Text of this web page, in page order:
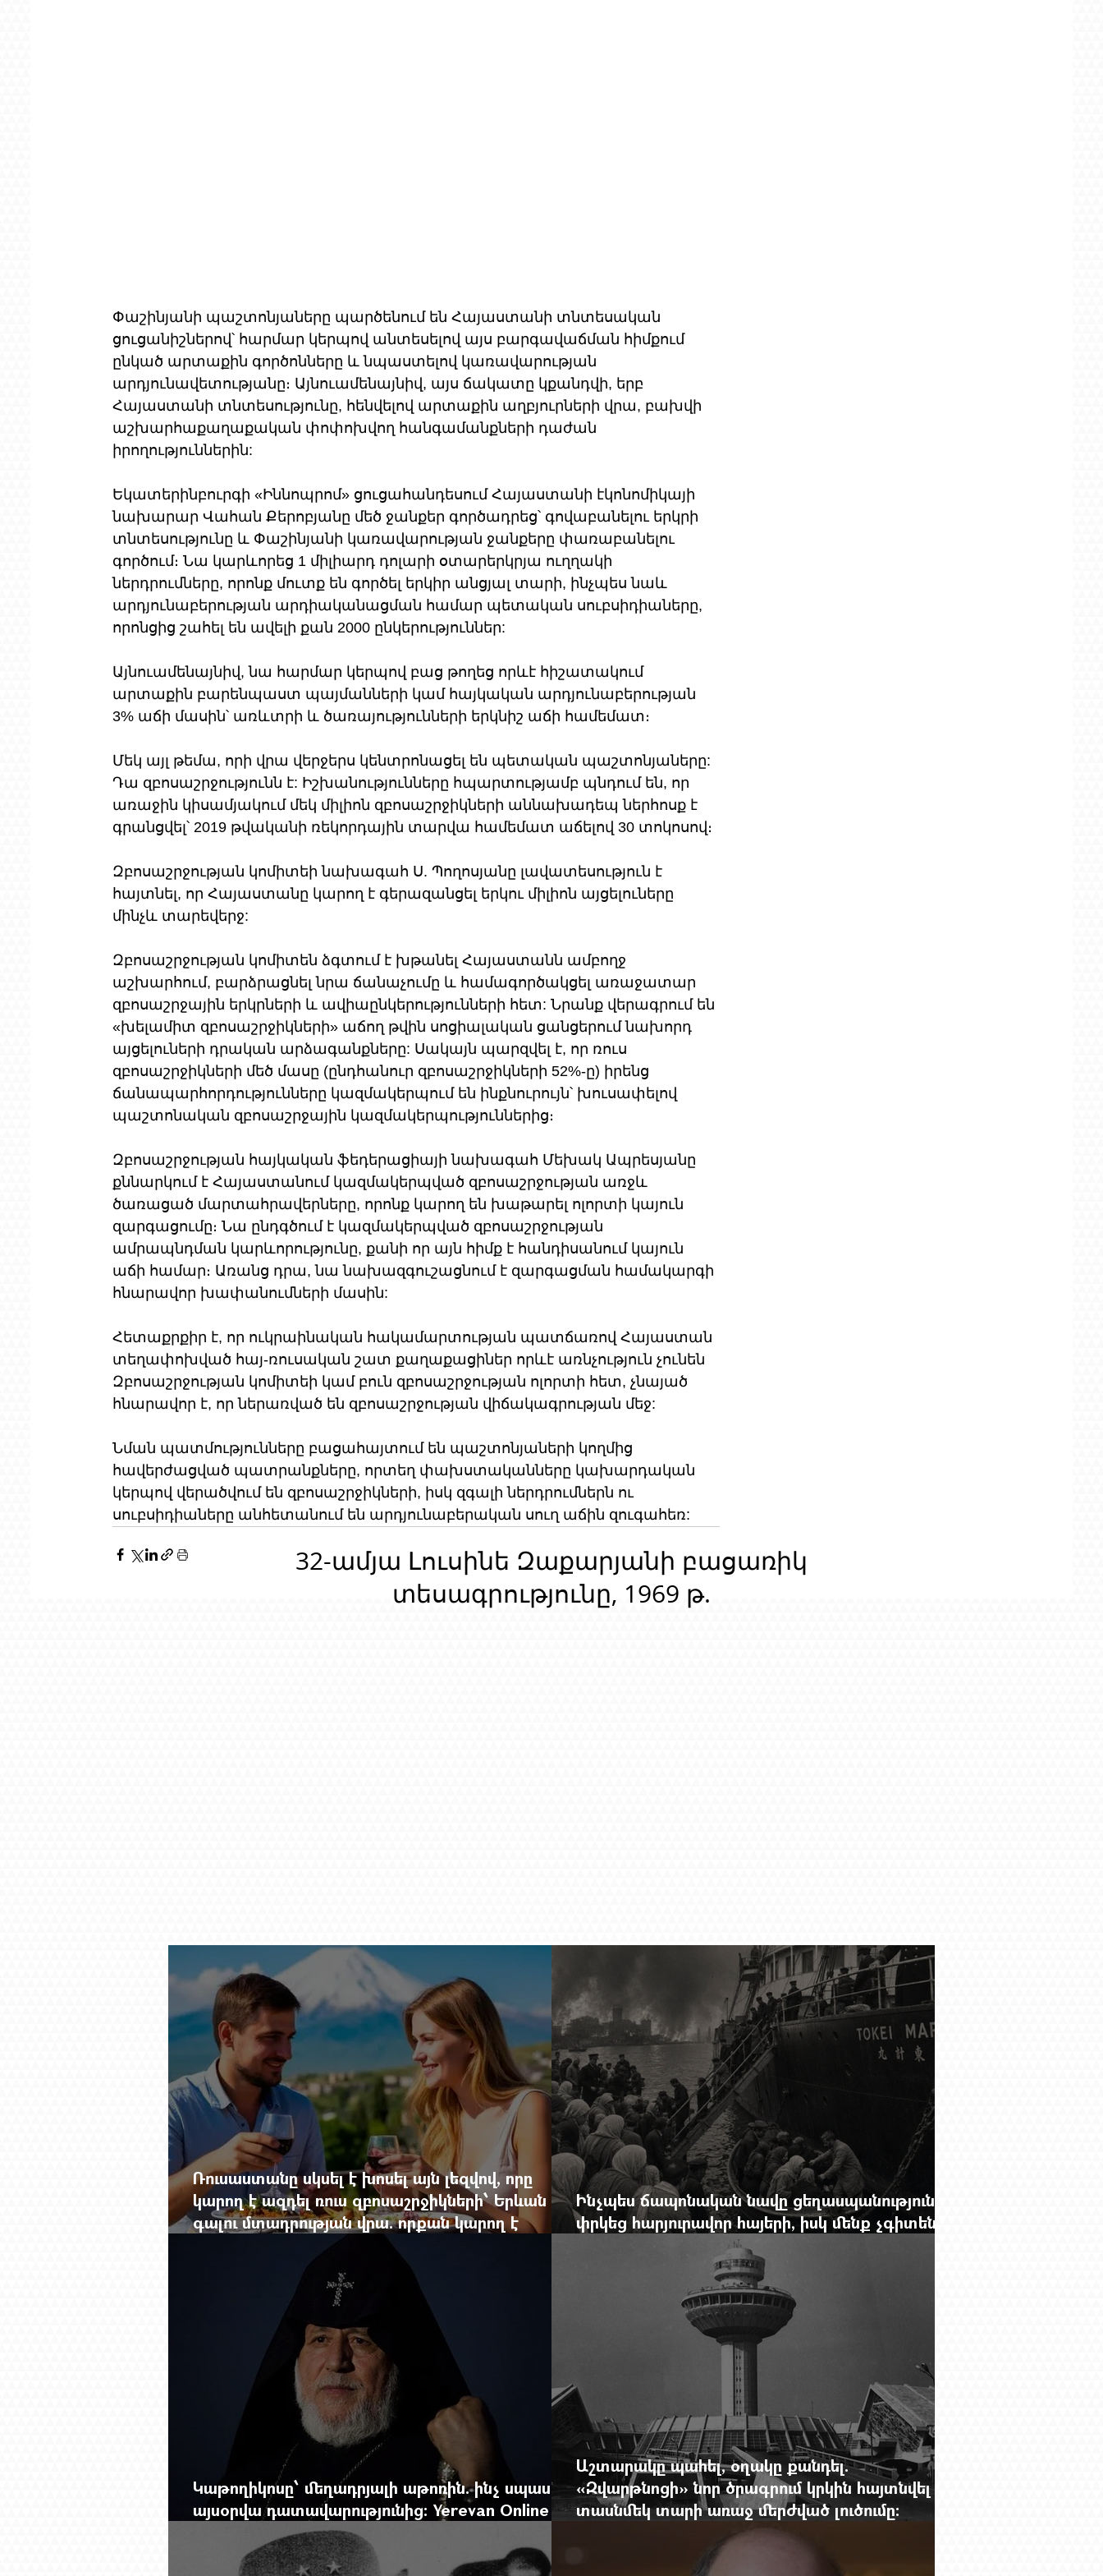
Փաշինյանի պաշտոնյաները պարծենում են Հայաստանի տնտեսական
ցուցանիշներով՝ հարմար կերպով անտեսելով այս բարգավաճման հիմքում
ընկած արտաքին գործոնները և նպաստելով կառավարության
արդյունավետությանը։ Այնուամենայնիվ, այս ճակատը կքանդվի, երբ
Հայաստանի տնտեսությունը, հենվելով արտաքին աղբյուրների վրա, բախվի
աշխարհաքաղաքական փոփոխվող հանգամանքների դաժան
իրողություններին:
Եկատերինբուրգի «Իննոպրոմ» ցուցահանդեսում Հայաստանի էկոնոմիկայի
նախարար Վահան Քերոբյանը մեծ ջանքեր գործադրեց՝ գովաբանելու երկրի
տնտեսությունը և Փաշինյանի կառավարության ջանքերը փառաբանելու
գործում։ Նա կարևորեց 1 միլիարդ դոլարի օտարերկրյա ուղղակի
ներդրումները, որոնք մուտք են գործել երկիր անցյալ տարի, ինչպես նաև
արդյունաբերության արդիականացման համար պետական սուբսիդիաները,
որոնցից շահել են ավելի քան 2000 ընկերություններ:
Այնուամենայնիվ, նա հարմար կերպով բաց թողեց որևէ հիշատակում
արտաքին բարենպաստ պայմանների կամ հայկական արդյունաբերության
3% աճի մասին՝ առևտրի և ծառայությունների երկնիշ աճի համեմատ։
Մեկ այլ թեմա, որի վրա վերջերս կենտրոնացել են պետական պաշտոնյաները:
Դա զբոսաշրջությունն է: Իշխանությունները հպարտությամբ պնդում են, որ
առաջին կիսամյակում մեկ միլիոն զբոսաշրջիկների աննախադեպ ներհոսք է
գրանցվել՝ 2019 թվականի ռեկորդային տարվա համեմատ աճելով 30 տոկոսով։
Զբոսաշրջության կոմիտեի նախագահ Ս. Պողոսյանը լավատեսություն է
հայտնել, որ Հայաստանը կարող է գերազանցել երկու միլիոն այցելուները
մինչև տարեվերջ:
Զբոսաշրջության կոմիտեն ձգտում է խթանել Հայաստանն ամբողջ
աշխարհում, բարձրացնել նրա ճանաչումը և համագործակցել առաջատար
զբոսաշրջային երկրների և ավիաընկերությունների հետ: Նրանք վերագրում են
«խելամիտ զբոսաշրջիկների» աճող թվին սոցիալական ցանցերում նախորդ
այցելուների դրական արձագանքները: Սակայն պարզվել է, որ ռուս
զբոսաշրջիկների մեծ մասը (ընդհանուր զբոսաշրջիկների 52%-ը) իրենց
ճանապարհորդությունները կազմակերպում են ինքնուրույն՝ խուսափելով
պաշտոնական զբոսաշրջային կազմակերպություններից։
Զբոսաշրջության հայկական ֆեդերացիայի նախագահ Մեխակ Ապրեսյանը
քննարկում է Հայաստանում կազմակերպված զբոսաշրջության առջև
ծառացած մարտահրավերները, որոնք կարող են խաթարել ոլորտի կայուն
զարգացումը։ Նա ընդգծում է կազմակերպված զբոսաշրջության
ամրապնդման կարևորությունը, քանի որ այն հիմք է հանդիսանում կայուն
աճի համար։ Առանց դրա, նա նախազգուշացնում է զարգացման համակարգի
հնարավոր խափանումների մասին:
Հետաքրքիր է, որ ուկրաինական հակամարտության պատճառով Հայաստան
տեղափոխված հայ-ռուսական շատ քաղաքացիներ որևէ առնչություն չունեն
Զբոսաշրջության կոմիտեի կամ բուն զբոսաշրջության ոլորտի հետ, չնայած
հնարավոր է, որ ներառված են զբոսաշրջության վիճակագրության մեջ:
Նման պատմությունները բացահայտում են պաշտոնյաների կողմից
հավերժացված պատրանքները, որտեղ փախստականները կախարդական
կերպով վերածվում են զբոսաշրջիկների, իսկ զգալի ներդրումներն ու
սուբսիդիաները անհետանում են արդյունաբերական սուղ աճին զուգահեռ:
32-ամյա Լուսինե Զաքարյանի բացառիկ
տեսագրությունը, 1969 թ.
Ռուսաստանը սկսել է խոսել այն լեզվով, որը
կարող է ազդել ռուս զբոսաշրջիկների՝ Երևան
գալու մտադրության վրա. որքան կարող է
խորանալ հայ-ռուսական ճգնաժամը
Ինչպես ճապոնական նավը ցեղասպանությունից
փրկեց հարյուրավոր հայերի, իսկ մենք չգիտենք
հերոս նավապետի անունը՝ Սաձո Հիբիի
Կաթողիկոսը՝ մեղադրյալի աթոռին. ինչ սպասել
այսօրվա դատավարությունից: Yerevan Online
Mag.-ի մեծ ռեպորտաժը
Աշտարակը պահել, օղակը քանդել.
«Զվարթնոցի» նոր ծրագրում կրկին հայտնվել է
տասնմեկ տարի առաջ մերժված լուծումը:
Yerevan Online Mag.-ի մեծ ռեպորտաժը